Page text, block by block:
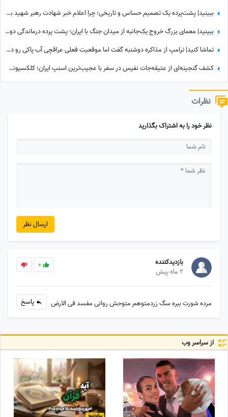
ببینید| پشت‌پرده یک تصمیم حساس و تاریخی؛ چرا اعلام خبر شهادت رهبر شهید به سحر موکول شد؟
ببینید| معمای بزرگ خروج یک‌جانبه از میدان جنگ با ایران؛ پشت پرده درماندگی دولتمردان آمریکایی!
تماشا کنید| ترامپ از مذاکره دوشنبه گفت اما موقعیت فعلی عراقچی آب پاکی رو دست کاخ‌سفیدنشینان ریخت؛ وزیر امورخارجه کجاست؟
کشف گنجینه‌ای از عتیقه‌جات نفیس در سفر با عجیب‌ترین اسنپ ایران؛ کلکسیونی که همه را شگفت‌زده کرد
نظرات
نظر خود را به اشتراک بگذارید
ارسال نظر
بازدیدکننده
2 ماه پیش
0
مرده شورت ببره سگ زردمتوهم متوحش روانی مفسد فی الارض پاسخ
از سراسر وب